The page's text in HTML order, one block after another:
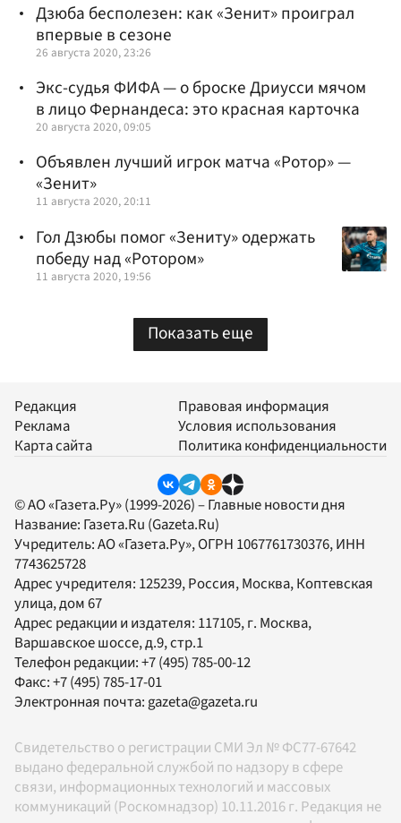
Дзюба бесполезен: как «Зенит» проиграл
впервые в сезоне
26 августа 2020, 23:26
Экс-судья ФИФА — о броске Дриусси мячом
в лицо Фернандеса: это красная карточка
20 августа 2020, 09:05
Объявлен лучший игрок матча «Ротор» —
«Зенит»
11 августа 2020, 20:11
Гол Дзюбы помог «Зениту» одержать
победу над «Ротором»
11 августа 2020, 19:56
Показать еще
Редакция
Реклама
Карта сайта
Правовая информация
Условия использования
Политика конфиденциальности
© АО «Газета.Ру» (1999-2026) – Главные новости дня
Название: Газета.Ru (Gazeta.Ru)
Учредитель:АО «Газета.Ру», ОГРН 1067761730376, ИНН
7743625728
Адрес учредителя: 125239, Россия, Москва, Коптевская
улица, дом 67
Адрес редакции и издателя: 117105, г. Москва,
Варшавское шоссе, д.9, стр.1
Телефон редакции:+7 (495) 785-00-12
Факс:+7 (495) 785-17-01
Электронная почта:gazeta@gazeta.ru
Свидетельство о регистрации СМИ Эл № ФС77-67642
выдано федеральной службой по надзору в сфере
связи, информационных технологий и массовых
коммуникаций (Роскомнадзор) 10.11.2016 г. Редакция не